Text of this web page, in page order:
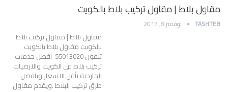
مقاول بلاط | مقاول تركيب بلاط بالكويت
TASHTEB نوفمبر 8, 2017
مقاول بلاط | مقاول تركيب بلاط
بالكويت مقاول بلاط بالكويت
تلفون 55013020 افضل خدمات
تركيب بلاط في الكويت والارضيات
الخارجية بأقل الاسعار وبافضل
طرق تركيب البلاط .ويقدم مقاول